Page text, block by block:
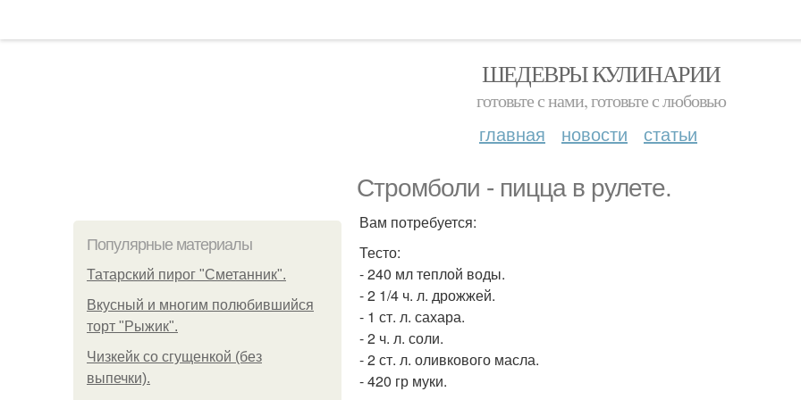
ШЕДЕВРЫ КУЛИНАРИИ
готовьте с нами, готовьте с любовью
главная новости статьи
Стромболи - пицца в рулете.
Популярные материалы
Татарский пирог "Сметанник".
Вкусный и многим полюбившийся
торт "Рыжик".
Чизкейк со сгущенкой (без
выпечки).
Вам потребуется:
Тесто:
- 240 мл теплой воды.
- 2 1/4 ч. л. дрожжей.
- 1 ст. л. сахара.
- 2 ч. л. соли.
- 2 ст. л. оливкового масла.
- 420 гр муки.